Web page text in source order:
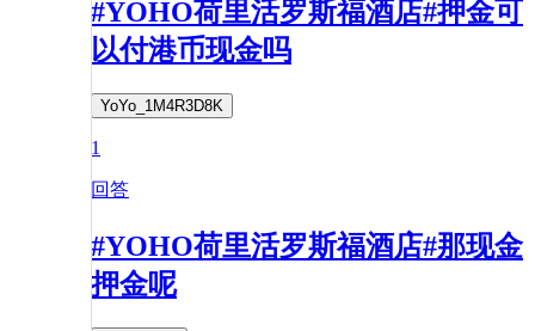
#YOHO荷里活罗斯福酒店#押金可
以付港币现金吗
YoYo_1M4R3D8K
1
回答
#YOHO荷里活罗斯福酒店#那现金
押金呢